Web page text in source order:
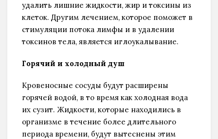
удалить лишние жидкости, жир и токсины из
клеток. Другим лечением, которое поможет в
стимуляции потока лимфы и в удалении
токсинов тела, является иглоукалывание.
Горячий и холодный душ
Кровеносные сосуды будут расширены
горячей водой, в то время как холодная вода
их сузит. Жидкости, которые находились в
организме в течение более длительного
периода времени, будут вытеснены этим